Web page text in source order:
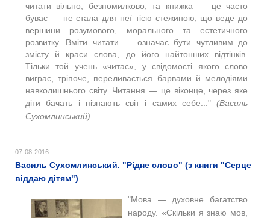
читати вільно, безпомилково, та книжка — це часто
буває — не стала для неї тією стежиною, що веде до
вершини розумового, морального та естетичного
розвитку. Вміти читати — означає бути чутливим до
змісту й краси слова, до його найтонших відтінків.
Тільки той учень «читає», у свідомості якого слово
виграє, тріпоче, переливається барвами й мелодіями
навколишнього світу. Читання — це віконце, через яке
діти бачать і пізнають світ і самих себе..." (Василь
Сухомлинський)
07-08-2016
Василь Сухомлинський. "Рідне слово" (з книги "Серце
віддаю дітям")
"Мова — духовне багатство
народу. «Скільки я знаю мов,